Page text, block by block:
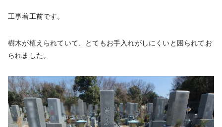
工事着工前です。
樹木が植えられていて、とてもお手入れがしにくいと困られてお
られました。